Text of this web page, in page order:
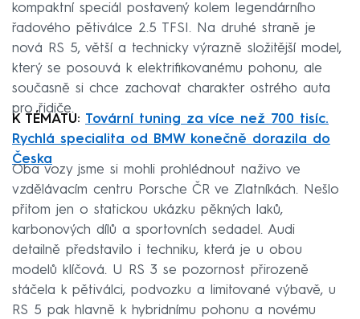
kompaktní speciál postavený kolem legendárního
řadového pětiválce 2.5 TFSI. Na druhé straně je
nová RS 5, větší a technicky výrazně složitější model,
který se posouvá k elektrifikovanému pohonu, ale
současně si chce zachovat charakter ostrého auta
pro řidiče.
K TÉMATU: Tovární tuning za více než 700 tisíc.
Rychlá specialita od BMW konečně dorazila do
Česka
Oba vozy jsme si mohli prohlédnout naživo ve
vzdělávacím centru Porsche ČR ve Zlatníkách. Nešlo
přitom jen o statickou ukázku pěkných laků,
karbonových dílů a sportovních sedadel. Audi
detailně představilo i techniku, která je u obou
modelů klíčová. U RS 3 se pozornost přirozeně
stáčela k pětiválci, podvozku a limitované výbavě, u
RS 5 pak hlavně k hybridnímu pohonu a novému